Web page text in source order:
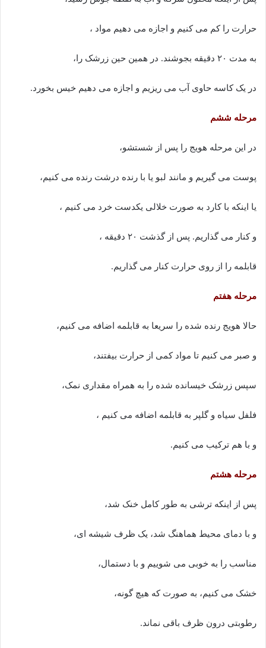
حرارت را کم می کنیم و اجازه می دهیم مواد ،
به مدت ۲۰ دقیقه بجوشند. در همین حین زرشک را،
در یک کاسه حاوی آب می ریزیم و اجازه می دهیم خیس بخورد.
مرحله ششم
در این مرحله هویج را پس از شستشو،
پوست می گیریم و مانند لبو یا با رنده درشت رنده می کنیم،
یا اینکه با کارد به صورت خلالی یکدست خرد می کنیم ،
و کنار می گذاریم. پس از گذشت ۲۰ دقیقه ،
قابلمه را از روی حرارت کنار می گذاریم.
مرحله هفتم
حالا هویج رنده شده را سریعا به قابلمه اضافه می کنیم،
و صبر می کنیم تا مواد کمی از حرارت بیفتند،
سپس زرشک خیسانده شده را به همراه مقداری نمک،
فلفل سیاه و گلپر به قابلمه اضافه می کنیم ،
و با هم ترکیب می کنیم.
مرحله هشتم
پس از اینکه ترشی به طور کامل خنک شد،
و با دمای محیط هماهنگ شد، یک ظرف شیشه ای،
مناسب را به خوبی می شوییم و با دستمال،
خشک می کنیم، به صورت که هیچ گونه،
رطوبتی درون ظرف باقی نماند.